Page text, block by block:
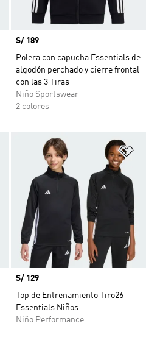
Precio
S/ 189
Polera con capucha Essentials de
algodón perchado y cierre frontal
con las 3 Tiras
Niño Sportswear
2 colores
Añadir a la lista de deseos
Precio
S/ 129
Top de Entrenamiento Tiro26
Essentials Niños
Niño Performance